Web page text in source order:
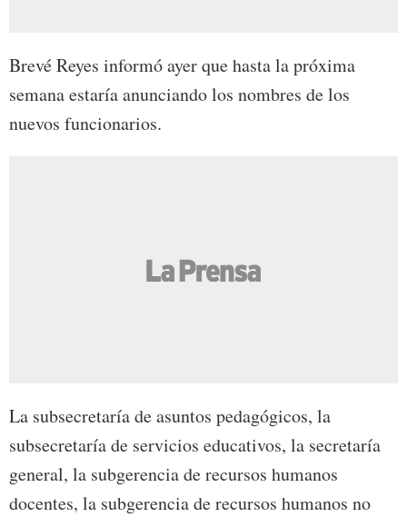
Brevé Reyes informó ayer que hasta la próxima
semana estaría anunciando los nombres de los
nuevos funcionarios.
La subsecretaría de asuntos pedagógicos, la
subsecretaría de servicios educativos, la secretaría
general, la subgerencia de recursos humanos
docentes, la subgerencia de recursos humanos no